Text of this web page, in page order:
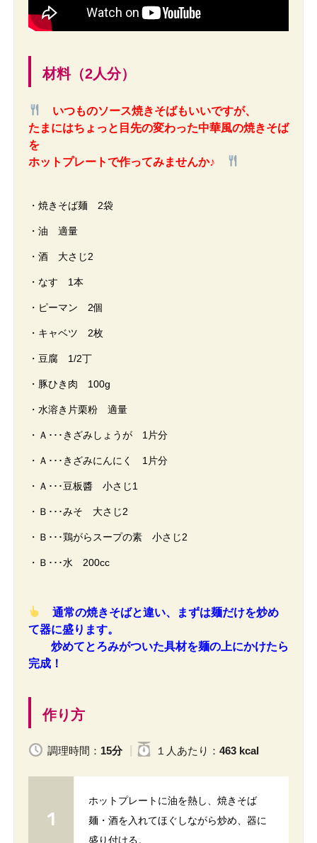
材料（2人分）
いつものソース焼きそばもいいですが、
たまにはちょっと目先の変わった中華風の焼きそば
を
ホットプレートで作ってみませんか♪
・焼きそば麺 2袋
・油 適量
・酒 大さじ2
・なす 1本
・ピーマン 2個
・キャベツ 2枚
・豆腐 1/2丁
・豚ひき肉 100g
・水溶き片栗粉 適量
・Ａ･･･きざみしょうが 1片分
・Ａ･･･きざみにんにく 1片分
・Ａ･･･豆板醬 小さじ1
・Ｂ･･･みそ 大さじ2
・Ｂ･･･鶏がらスープの素 小さじ2
・Ｂ･･･水 200cc
通常の焼きそばと違い、まずは麺だけを炒め
て器に盛ります。
炒めてとろみがついた具材を麺の上にかけたら
完成！
作り方
調理時間： 15分 １人 あたり ： 463 kcal
ホットプレートに油を熱し、焼きそば
麺・酒を入れてほぐしながら炒め、器に
盛り付ける。